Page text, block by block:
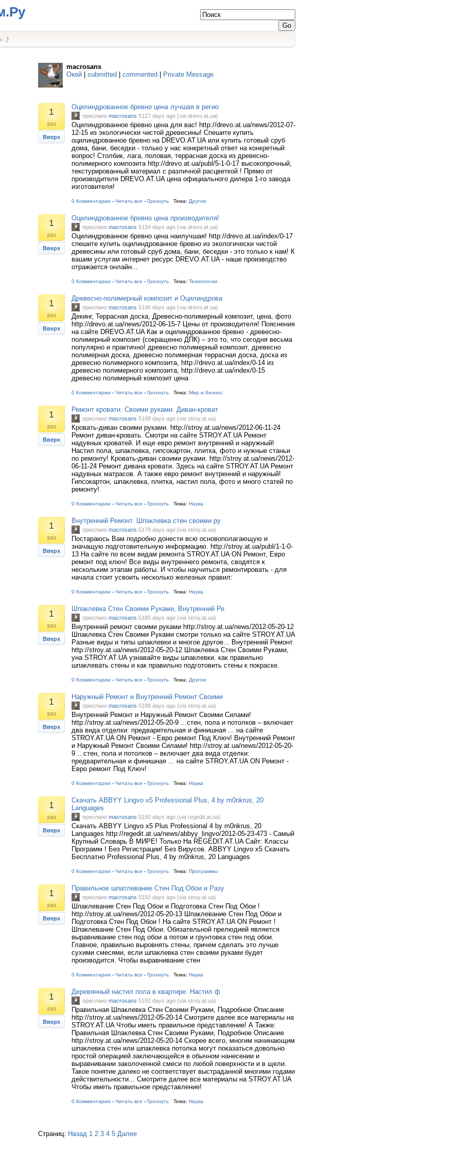
:)
macrosans
Окей
submitted commented Private Message
1
раз
Вверх
Оцилиндрованное бревно цена лучшая в регио
прислано macrosans 5127 days ago (via drevo.at.ua)
Оцилиндрованное бревно цена для вас! http://drevo.at.ua/news/2012-07-
12-15 из экологически чистой древесины! Спешите купить
оцилиндрованное бревно на DREVO.AT.UA или купить готовый сруб
дома, бани, беседки - только у нас конкретный ответ на конкретный
вопрос! Столбик, лага, половая, террасная доска из древесно-
полимерного композита http://drevo.at.ua/publ/5-1-0-17 высокопрочный,
текстурированный материал с различной расцветкой ! Прямо от
производителя DREVO.AT.UA цена официального дилера 1-го завода
изготовителя!
0 Комментарии - Читать все - Грохнуть Тема: Другое
1
раз
Вверх
Оцилиндрованное бревно цена производителя!
прислано macrosans 5134 days ago (via drevo.at.ua)
Оцилиндрованное бревно цена наилучшая! http://drevo.at.ua/index/0-17
спешите купить оцилиндрованное бревно из экологически чистой
древесины или готовый сруб дома, бани, беседки - это только к нам! К
вашим услугам интернет ресурс DREVO.AT.UA - наше производство
отражается онлайн...
0 Комментарии - Читать все - Грохнуть Тема: Технологии
1
раз
Вверх
Древесно-полимерный композит и Оцилиндрова
прислано macrosans 5146 days ago (via drevo.at.ua)
Декинг, Террасная доска, Древесно-полимерный композит, цена, фото
http://drevo.at.ua/news/2012-06-15-7 Цены от производителя! Пояснения
на сайте DREVO.AT.UA Как и оцилиндрованное бревно - древесно-
полимерный композит (сокращенно ДПК) – это то, что сегодня весьма
популярно и практично! древесно полимерный композит, древесно
полимерная доска, древесно полимерная террасная доска, доска из
древесно полимерного композита, http://drevo.at.ua/index/0-14 из
древесно полимерного композита, http://drevo.at.ua/index/0-15
древесно полимерный композит цена
0 Комментарии - Читать все - Грохнуть Тема: Мир и бизнес
1
раз
Вверх
Ремонт кровати. Своими руками. Диван-кроват
прислано macrosans 5168 days ago (via stroy.at.ua)
Кровать-диван своими руками. http://stroy.at.ua/news/2012-06-11-24
Ремонт диван-кровать. Смотри на сайте STROY.AT.UA Ремонт
надувных кроватей. И еще евро ремонт внутренний и наружный!
Настил пола, шпаклевка, гипсокартон, плитка, фото и нужные станьи
по ремонту! Кровать-диван своими руками. http://stroy.at.ua/news/2012-
06-11-24 Ремонт дивана кровати. Здесь на сайте STROY.AT.UA Ремонт
надувных матрасов. А также евро ремонт внутренний и наружный!
Гипсокартон, шпаклевка, плитка, настил пола, фото и много статей по
ремонту!
0 Комментарии - Читать все - Грохнуть Тема: Наука
1
раз
Вверх
Внутренний Ремонт. Шпаклевка стен своими ру
прислано macrosans 5179 days ago (via stroy.at.ua)
Постараюсь Вам подробно донести всю основополагающую и
значащую подготовительную информацию. http://stroy.at.ua/publ/1-1-0-
13 На сайте по всем видам ремонта STROY.AT.UA ON Ремонт, Евро
ремонт под ключ! Все виды внутреннего ремонта, сводятся к
нескольким этапам работы. И чтобы научиться ремонтировать - для
начала стоит усвоить несколько железных правил:
0 Комментарии - Читать все - Грохнуть Тема: Наука
1
раз
Вверх
Шпаклевка Стен Своими Руками, Внутренний Ре
прислано macrosans 5185 days ago (via stroy.at.ua)
Внутренний ремонт своими руками http://stroy.at.ua/news/2012-05-20-12
Шпаклевка Стен Своими Руками смотри только на сайте STROY.AT.UA
Разные виды и типы шпаклевки и многое другое... Внутренний Ремонт
http://stroy.at.ua/news/2012-05-20-12 Шпаклевка Стен Своими Руками,
yна STROY.AT.UA узнавайте виды шпаклевки. как правильно
шпаклевать стены и как правильно подготовить стены к покраске.
0 Комментарии - Читать все - Грохнуть Тема: Другое
1
раз
Вверх
Наружный Ремонт и Внутренний Ремонт Своими
прислано macrosans 5188 days ago (via stroy.at.ua)
Внутренний Ремонт и Наружный Ремонт Своими Силами!
http://stroy.at.ua/news/2012-05-20-9 ...стен, пола и потолков – включает
два вида отделки: предварительная и финишная ... на сайте
STROY.AT.UA ON Ремонт - Евро ремонт Под Ключ! Внутренний Ремонт
и Наружный Ремонт Своими Силами! http://stroy.at.ua/news/2012-05-20-
9 ...стен, пола и потолков – включает два вида отделки:
предварительная и финишная ... на сайте STROY.AT.UA ON Ремонт -
Евро ремонт Под Ключ!
0 Комментарии - Читать все - Грохнуть Тема: Наука
1
раз
Вверх
Скачать ABBYY Lingvo х5 Professional Plus, 4 by m0nkrus, 20
Languages
прислано macrosans 5190 days ago (via regedit.at.ua)
Скачать ABBYY Lingvo х5 Plus Professional 4 by m0nkrus, 20
Languages http://regedit.at.ua/news/abbyy_lingvo/2012-05-23-473 - Самый
Крупный Словарь В МИРЕ! Только На REGEDIT.AT.UA Сайт: Классы
Программ ! Без Регистрации! Без Вирусов. ABBYY Lingvo х5 Скачать
Бесплатно Professional Plus, 4 by m0nkrus, 20 Languages
0 Комментарии - Читать все - Грохнуть Тема: Программы
1
раз
Вверх
Правильное шпатлевание Стен Под Обои и Разу
прислано macrosans 5192 days ago (via stroy.at.ua)
Шпаклевание Стен Под Обои и Подготовка Стен Под Обои !
http://stroy.at.ua/news/2012-05-20-13 Шпаклевание Стен Под Обои и
Подготовка Стен Под Обои ! На сайте STROY.AT.UA ON Ремонт !
Шпаклевание Стен Под Обои. Обязательной прелюдией является
выравнивание стен под обои а потом и грунтовка стен под обои.
Главное, правильно выровнять стены, причем сделать это лучше
сухими смесями, если шпаклевка стен своими руками будет
производится. Чтобы выравнивание стен
0 Комментарии - Читать все - Грохнуть Тема: Наука
1
раз
Вверх
Деревянный настил пола в квартире. Настил ф
прислано macrosans 5192 days ago (via stroy.at.ua)
Правильная Шпаклевка Стен Своими Руками, Подробное Описание
http://stroy.at.ua/news/2012-05-20-14 Смотрите далее все материалы на
STROY.AT.UA Чтобы иметь правильное представление! А Также:
Правильная Шпаклевка Стен Своими Руками, Подробное Описание
http://stroy.at.ua/news/2012-05-20-14 Скорее всего, многим начинающим
шпаклевка стен или шпаклевка потолка могут показаться довольно
простой операцией заключающейся в обычном нанесении и
выравнивании заколоченной смеси по любой поверхности и в щели.
Такое понятие далеко не соответствует выстраданной многими годами
действительности... Смотрите далее все материалы на STROY.AT.UA
Чтобы иметь правильное представление!
0 Комментарии - Читать все - Грохнуть Тема: Наука
Страниц: Назад 1 2 3 4 5 Далее